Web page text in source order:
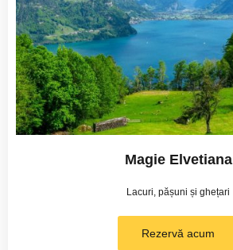
Magie Elvetiana
Lacuri, pășuni și ghețari
Rezervă acum